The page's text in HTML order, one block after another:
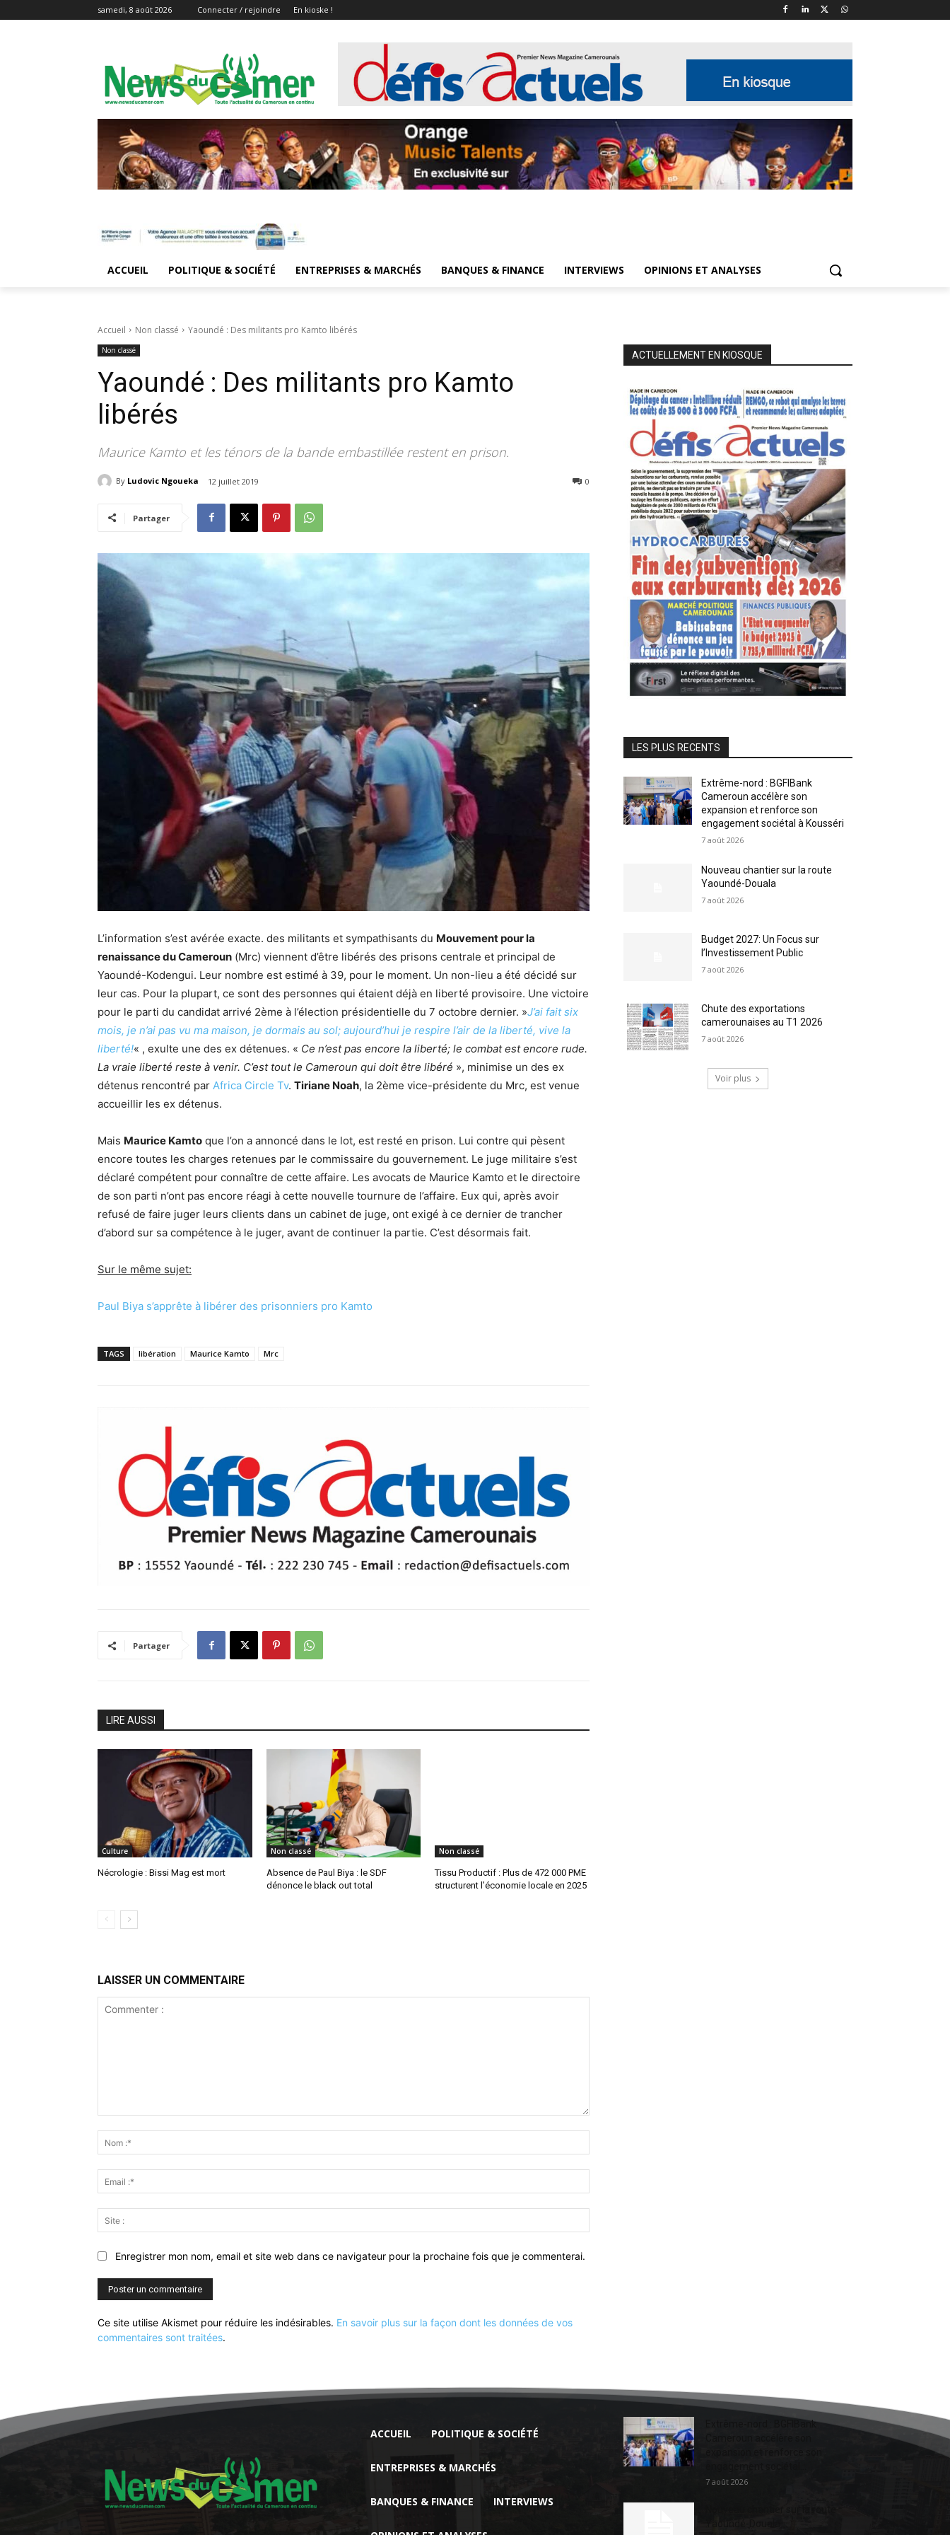
samedi, 8 août 2026 Connecter / rejoindre En kioske !
ACCUEIL POLITIQUE & SOCIÉTÉ ENTREPRISES & MARCHÉS BANQUES & FINANCE INTERVIEWS OPINIONS ET ANALYSES
Accueil Non classé Yaoundé : Des militants pro Kamto libérés
Non classé
Yaoundé : Des militants pro Kamto
libérés
Maurice Kamto et les ténors de la bande embastillée restent en prison.
By Ludovic Ngoueka 12 juillet 2019 0
Partager
L’information s’est avérée exacte. des militants et sympathisants du Mouvement pour la
renaissance du Cameroun (Mrc) viennent d’être libérés des prisons centrale et principal de
Yaoundé-Kodengui. Leur nombre est estimé à 39, pour le moment. Un non-lieu a été décidé sur
leur cas. Pour la plupart, ce sont des personnes qui étaient déjà en liberté provisoire. Une victoire
pour le parti du candidat arrivé 2ème à l’élection présidentielle du 7 octobre dernier. »J’ai fait six
mois, je n’ai pas vu ma maison, je dormais au sol; aujourd’hui je respire l’air de la liberté, vive la
liberté!« , exulte une des ex détenues. « Ce n’est pas encore la liberté; le combat est encore rude.
La vraie liberté reste à venir. C’est tout le Cameroun qui doit être libéré », minimise un des ex
détenus rencontré par Africa Circle Tv. Tiriane Noah, la 2ème vice-présidente du Mrc, est venue
accueillir les ex détenus.
Mais Maurice Kamto que l’on a annoncé dans le lot, est resté en prison. Lui contre qui pèsent
encore toutes les charges retenues par le commissaire du gouvernement. Le juge militaire s’est
déclaré compétent pour connaître de cette affaire. Les avocats de Maurice Kamto et le directoire
de son parti n’ont pas encore réagi à cette nouvelle tournure de l’affaire. Eux qui, après avoir
refusé de faire juger leurs clients dans un cabinet de juge, ont exigé à ce dernier de trancher
d’abord sur sa compétence à le juger, avant de continuer la partie. C’est désormais fait.
Sur le même sujet:
Paul Biya s’apprête à libérer des prisonniers pro Kamto
TAGS libération Maurice Kamto Mrc
Partager
LIRE AUSSI
Culture
Nécrologie : Bissi Mag est mort
Non classé
Absence de Paul Biya : le SDF
dénonce le black out total
Non classé
Tissu Productif : Plus de 472 000 PME
structurent l’économie locale en 2025
LAISSER UN COMMENTAIRE
:*
:*
:
Enregistrer mon nom, email et site web dans ce navigateur pour la prochaine fois que je commenterai.
Ce site utilise Akismet pour réduire les indésirables. En savoir plus sur la façon dont les données de vos
commentaires sont traitées.
ACTUELLEMENT EN KIOSQUE
LES PLUS RECENTS
Extrême-nord : BGFIBank
Cameroun accélère son
expansion et renforce son
engagement sociétal à Kousséri
7 août 2026
Nouveau chantier sur la route
Yaoundé-Douala
7 août 2026
Budget 2027: Un Focus sur
l’Investissement Public
7 août 2026
Chute des exportations
camerounaises au T1 2026
7 août 2026
Voir plus
ACCUEIL POLITIQUE & SOCIÉTÉ
ENTREPRISES & MARCHÉS
BANQUES & FINANCE INTERVIEWS
Extrême-nord : BGFIBank
7 août 2026